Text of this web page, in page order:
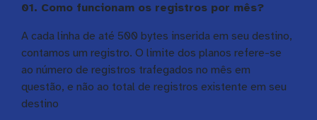
01. Como funcionam os registros por mês?
A cada linha de até 500 bytes inserida em seu destino,
contamos um registro. O limite dos planos refere-se
ao número de registros trafegados no mês em
questão, e não ao total de registros existente em seu
destino